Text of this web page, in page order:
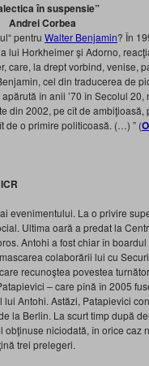
în suspensie”
Andrei Corbea
pentru Walter Benjamin? În
a lui Horkheimer şi Adorno,
care, la drept vorbind, venise,
cel din traducerea de
apărută în anii ’70 în Secolul
din 2002, pe cît de
de o primire politicoasă. (…) ” (
evenimentului. La o privire
Ultima oară a predat la
Antohi a fost chiar în
colaborării lui cu
recunoştea povestea
– care pînă în 2005
Antohi. Astăzi, Patapievici
la Berlin. La scurt timp după
niciodată, în orice caz
trei prelegeri.